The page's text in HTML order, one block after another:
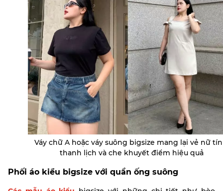
Váy chữ A hoặc váy suông bigsize mang lại vẻ nữ
thanh lịch và che khuyết điểm hiệu quả
Phối áo kiểu bigsize với quần ống suông